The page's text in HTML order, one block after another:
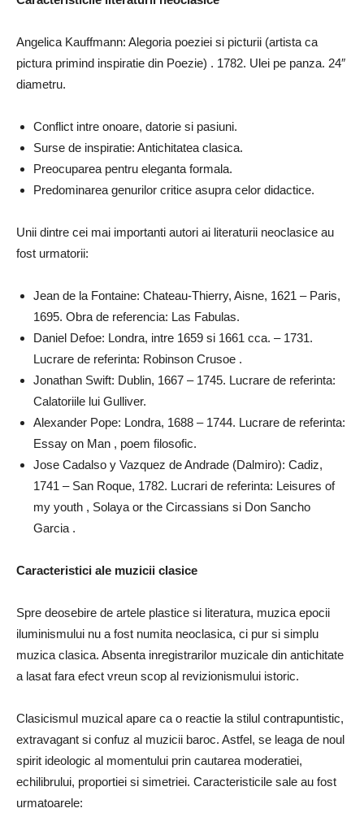
Angelica Kauffmann: Alegoria poeziei si picturii (artista ca
pictura primind inspiratie din Poezie) . 1782. Ulei pe panza. 24″
diametru.
Conflict intre onoare, datorie si pasiuni.
Surse de inspiratie: Antichitatea clasica.
Preocuparea pentru eleganta formala.
Predominarea genurilor critice asupra celor didactice.
Unii dintre cei mai importanti autori ai literaturii neoclasice au
fost urmatorii:
Jean de la Fontaine: Chateau-Thierry, Aisne, 1621 – Paris,
1695. Obra de referencia: Las Fabulas.
Daniel Defoe: Londra, intre 1659 si 1661 cca. – 1731.
Lucrare de referinta: Robinson Crusoe .
Jonathan Swift: Dublin, 1667 – 1745. Lucrare de referinta:
Calatoriile lui Gulliver.
Alexander Pope: Londra, 1688 – 1744. Lucrare de referinta:
Essay on Man , poem filosofic.
Jose Cadalso y Vazquez de Andrade (Dalmiro): Cadiz,
1741 – San Roque, 1782. Lucrari de referinta: Leisures of
my youth , Solaya or the Circassians si Don Sancho
Garcia .
Caracteristici ale muzicii clasice
Spre deosebire de artele plastice si literatura, muzica epocii
iluminismului nu a fost numita neoclasica, ci pur si simplu
muzica clasica. Absenta inregistrarilor muzicale din antichitate
a lasat fara efect vreun scop al revizionismului istoric.
Clasicismul muzical apare ca o reactie la stilul contrapuntistic,
extravagant si confuz al muzicii baroc. Astfel, se leaga de noul
spirit ideologic al momentului prin cautarea moderatiei,
echilibrului, proportiei si simetriei. Caracteristicile sale au fost
urmatoarele: